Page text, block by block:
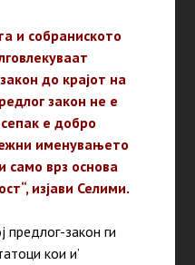
и собраниското
до крајот на
закон не е
е добро
именувањето
само врз основа
изјави Селими.
закон ги
кои и’